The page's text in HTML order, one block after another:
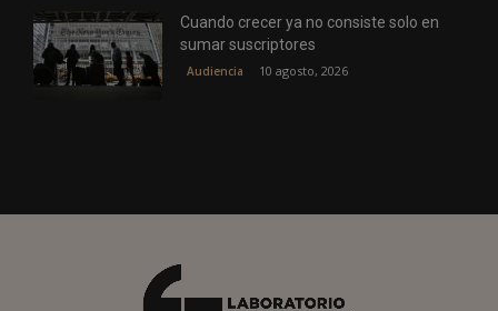
Cuando crecer ya no consiste solo en
sumar suscriptores
Audiencia 10 agosto, 2026